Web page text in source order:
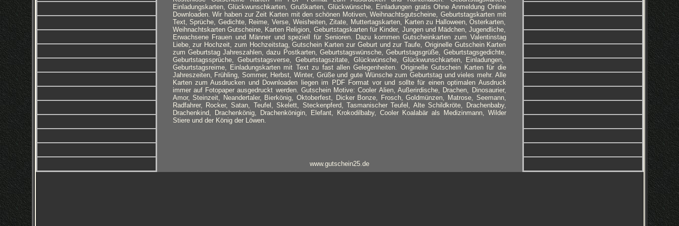
Einladungskarten, Glückwunschkarten, Grußkarten, Glückwünsche, Einladungen gratis Ohne Anmeldung Online
Downloaden. Wir haben zur Zeit Karten mit den schönen Motiven, Weihnachtsgutscheine, Geburtstagskarten mit
Text, Sprüche, Gedichte, Reime, Verse, Weisheiten, Zitate, Muttertagskarten, Karten zu Halloween, Osterkarten,
Weihnachtskarten Gutscheine, Karten Religion, Geburtstagskarten für Kinder, Jungen und Mädchen, Jugendliche,
Erwachsene Frauen und Männer und speziell für Senioren. Dazu kommen Gutscheinkarten zum Valentinstag
Liebe, zur Hochzeit, zum Hochzeitstag, Gutschein Karten zur Geburt und zur Taufe, Originelle Gutschein Karten
zum Geburtstag Jahreszahlen, dazu Postkarten, Geburtstagswünsche, Geburtstagsgrüße, Geburtstagsgedichte,
Geburtstagssprüche, Geburtstagsverse, Geburtstagszitate, Glückwünsche, Glückwunschkarten, Einladungen,
Geburtstagsreime, Einladungskarten mit Text zu fast allen Gelegenheiten. Originelle Gutschein Karten für die
Jahreszeiten, Frühling, Sommer, Herbst, Winter, Grüße und gute Wünsche zum Geburtstag und vieles mehr. Alle
Karten zum Ausdrucken und Downloaden liegen im PDF Format vor und sollte für einen optimalen Ausdruck
immer auf Fotopaper ausgedruckt werden. Gutschein Motive: Cooler Alien, Außerirdische, Drachen, Dinosaurier,
Amor, Steinzeit, Neandertaler, Bierkönig, Oktoberfest, Dicker Bonze, Frosch, Goldmünzen, Matrose, Seemann,
Radfahrer, Rocker, Satan, Teufel, Skelett, Steckenpferd, Tasmanischer Teufel, Alte Schildkröte, Drachenbaby,
Drachenkind, Drachenkönig, Drachenkönigin, Elefant, Krokodilbaby, Cooler Koalabär als Medizinmann, Wilder
Stiere und der König der Löwen.
www.gutschein25.de